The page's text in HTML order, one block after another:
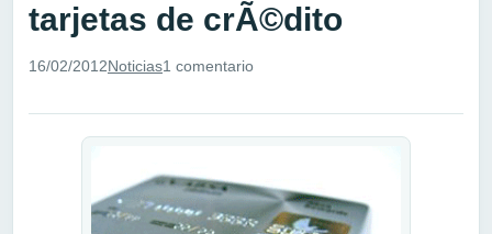
tarjetas de crÃ©dito
16/02/2012Noticias1 comentario